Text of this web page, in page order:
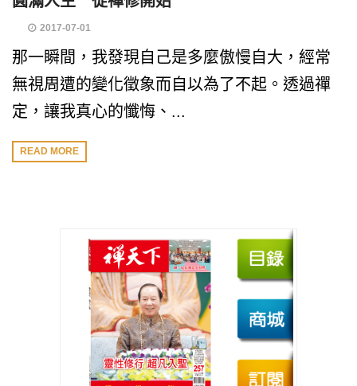
2017-07-01
那一瞬間，我發現自己是多麼傲慢自大，經常
無視周遭的變化徵象而自以為了不起。透過禪
定，讓我真心的懺悔、...
READ MORE